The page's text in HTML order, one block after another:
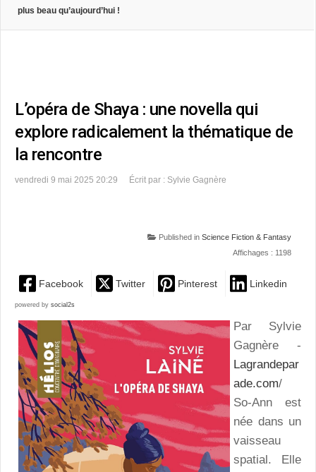
plus beau qu’aujourd’hui !
L’opéra de Shaya : une novella qui
explore radicalement la thématique de
la rencontre
vendredi 9 mai 2025 20:29 Écrit par : Sylvie Gagnère
Published in Science Fiction & Fantasy
Affichages : 1198
Facebook Twitter Pinterest Linkedin
powered by social2s
Par Sylvie
Gagnère -
Lagrandepar
ade.com/
So-Ann est
née dans un
vaisseau
spatial. Elle